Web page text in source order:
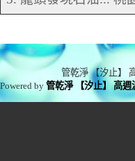
管乾淨 【汐止】
Powered by管乾淨 【汐止】 高週